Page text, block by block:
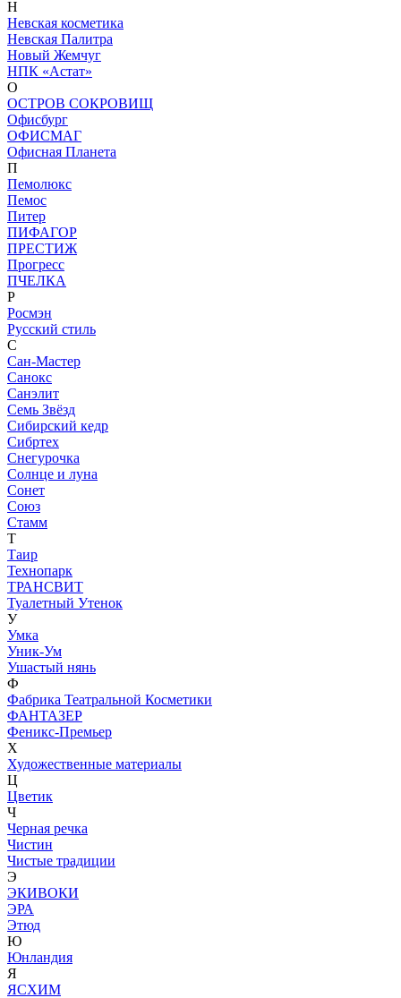
Н
Невская косметика
Невская Палитра
Новый Жемчуг
НПК «Астат»
О
ОСТРОВ СОКРОВИЩ
Офисбург
ОФИСМАГ
Офисная Планета
П
Пемолюкс
Пемос
Питер
ПИФАГОР
ПРЕСТИЖ
Прогресс
ПЧЕЛКА
Р
Росмэн
Русский стиль
С
Сан-Мастер
Санокс
Санэлит
Семь Звёзд
Сибирский кедр
Сибртех
Снегурочка
Солнце и луна
Сонет
Союз
Стамм
Т
Таир
Технопарк
ТРАНСВИТ
Туалетный Утенок
У
Умка
Уник-Ум
Ушастый нянь
Ф
Фабрика Театральной Косметики
ФАНТАЗЕР
Феникс-Премьер
Х
Художественные материалы
Ц
Цветик
Ч
Черная речка
Чистин
Чистые традиции
Э
ЭКИВОКИ
ЭРА
Этюд
Ю
Юнландия
Я
ЯСХИМ